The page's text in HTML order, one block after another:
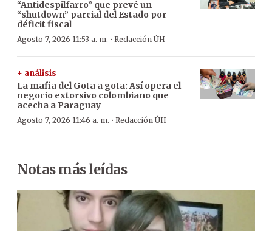
“Antidespilfarro” que prevé un
“shutdown” parcial del Estado por
déficit fiscal
Agosto 7, 2026 11:53 a. m. · Redacción ÚH
+ análisis
La mafia del Gota a gota: Así opera el
negocio extorsivo colombiano que
acecha a Paraguay
Agosto 7, 2026 11:46 a. m. · Redacción ÚH
Notas más leídas